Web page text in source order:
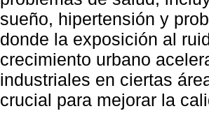
sueño, hipertensión y
donde la exposición al
crecimiento urbano
industriales en ciertas
crucial para mejorar la